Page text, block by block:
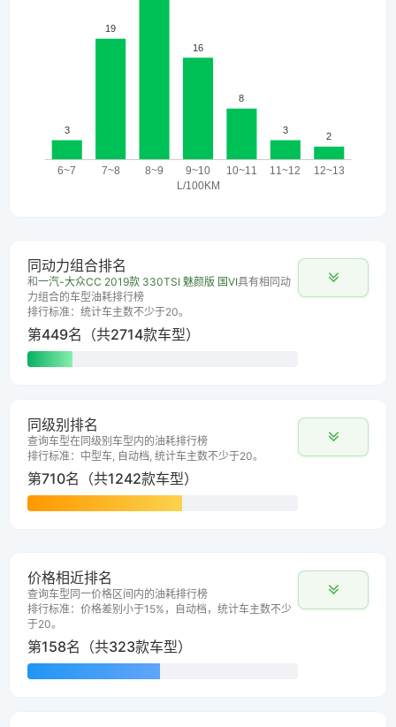
同动力组合排名
和一汽-大众CC 2019款 330TSI 魅颜版 国VI具有相同动
力组合的车型油耗排行榜
排行标准：统计车主数不少于20。
第449名（共2714款车型）
同级别排名
查询车型在同级别车型内的油耗排行榜
排行标准：中型车, 自动档, 统计车主数不少于20。
第710名（共1242款车型）
价格相近排名
查询车型同一价格区间内的油耗排行榜
排行标准：价格差别小于15%，自动档，统计车主数不少
于20。
第158名（共323款车型）